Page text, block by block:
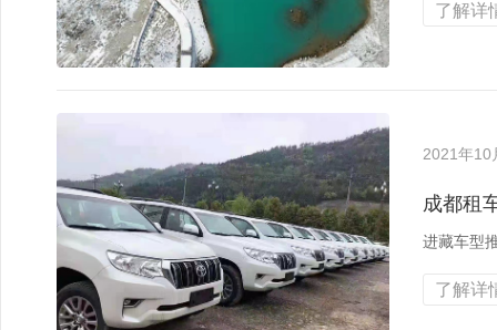
了解详
2021年10
成都租
进藏车型
了解详